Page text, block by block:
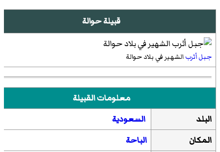
قبيلة حوالة
جبل أثربالشهير في بلاد حوالة
معلومات القبيلة
البلد
السعودية
المكان
الباحة